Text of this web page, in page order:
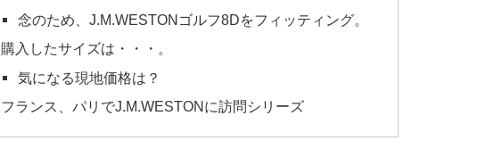
念のため、J.M.WESTONゴルフ8Dをフィッティング。
購入したサイズは・・・。
気になる現地価格は？
フランス、パリでJ.M.WESTONに訪問シリーズ